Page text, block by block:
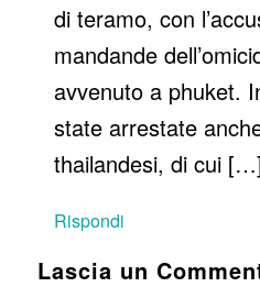
di teramo, con
mandande
avvenuto a phuket.
state arrestate
thailandesi, di cui
Rispondi
Lascia un